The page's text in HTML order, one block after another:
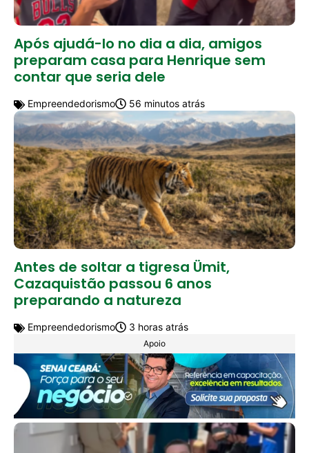
Após ajudá-lo no dia a dia, amigos
preparam casa para Henrique sem
contar que seria dele
Empreendedorismo 56 minutos atrás
Antes de soltar a tigresa Ümit,
Cazaquistão passou 6 anos
preparando a natureza
Empreendedorismo 3 horas atrás
Apoio